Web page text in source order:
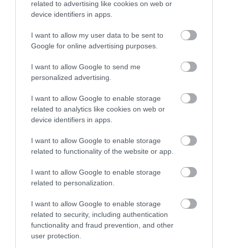
related to advertising like cookies on web or
device identifiers in apps.
I want to allow my user data to be sent to
Google for online advertising purposes.
I want to allow Google to send me
personalized advertising.
I want to allow Google to enable storage
related to analytics like cookies on web or
device identifiers in apps.
I want to allow Google to enable storage
related to functionality of the website or app.
I want to allow Google to enable storage
related to personalization.
I want to allow Google to enable storage
related to security, including authentication
functionality and fraud prevention, and other
user protection.
Értékelések
5.0 4 0
2 0
1